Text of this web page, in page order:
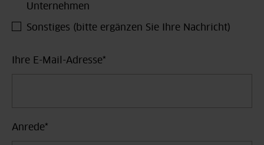
Unternehmen
Sonstiges (bitte ergänzen Sie Ihre Nachricht)
Ihre E-Mail-Adresse*
Anrede*